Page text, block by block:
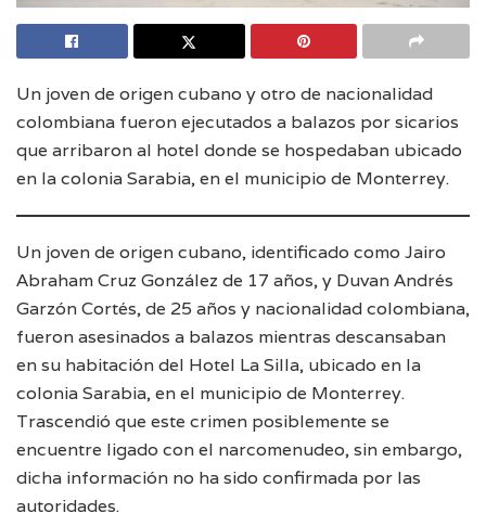
Un joven de origen cubano y otro de nacionalidad
colombiana fueron ejecutados a balazos por sicarios
que arribaron al hotel donde se hospedaban ubicado
en la colonia Sarabia, en el municipio de Monterrey.
Un joven de origen cubano, identificado como Jairo
Abraham Cruz González de 17 años, y Duvan Andrés
Garzón Cortés, de 25 años y nacionalidad colombiana,
fueron asesinados a balazos mientras descansaban
en su habitación del Hotel La Silla, ubicado en la
colonia Sarabia, en el municipio de Monterrey.
Trascendió que este crimen posiblemente se
encuentre ligado con el narcomenudeo, sin embargo,
dicha información no ha sido confirmada por las
autoridades.